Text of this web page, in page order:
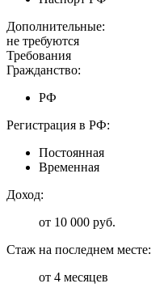
Дополнительные:
не требуются
Требования
Гражданство:
РФ
Регистрация в РФ:
Постоянная
Временная
Доход:
от 10 000 руб.
Стаж на последнем месте:
от 4 месяцев